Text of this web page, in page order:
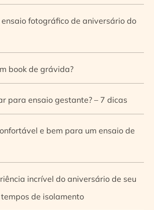
ensaio fotográfico de aniversário do
book de grávida?
para ensaio gestante? – 7 dicas
e bem para um ensaio de
incrível do aniversário de seu
de isolamento